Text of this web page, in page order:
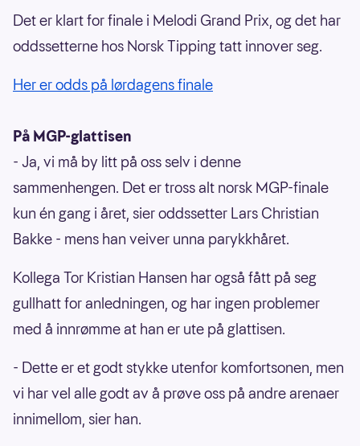
Det er klart for finale i Melodi Grand Prix, og det har
oddssetterne hos Norsk Tipping tatt innover seg.
Her er odds på lørdagens finale
På MGP-glattisen
- Ja, vi må by litt på oss selv i denne
sammenhengen. Det er tross alt norsk MGP-finale
kun én gang i året, sier oddssetter Lars Christian
Bakke - mens han veiver unna parykkhåret.
Kollega Tor Kristian Hansen har også fått på seg
gullhatt for anledningen, og har ingen problemer
med å innrømme at han er ute på glattisen.
- Dette er et godt stykke utenfor komfortsonen, men
vi har vel alle godt av å prøve oss på andre arenaer
innimellom, sier han.